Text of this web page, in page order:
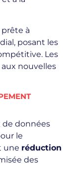
à
posant les
Les
nouvelles
de données
le
une réduction
des